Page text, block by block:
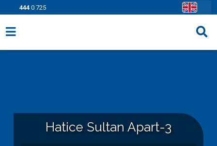
444 0 725
Hatice Sultan Apart-3